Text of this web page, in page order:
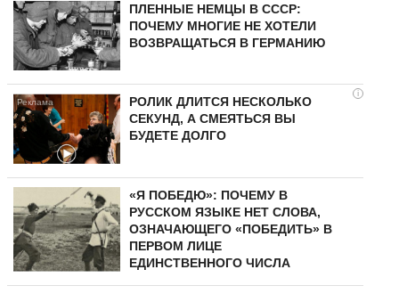
ПЛЕННЫЕ НЕМЦЫ В СССР:
ПОЧЕМУ МНОГИЕ НЕ ХОТЕЛИ
ВОЗВРАЩАТЬСЯ В ГЕРМАНИЮ
i
РОЛИК ДЛИТСЯ НЕСКОЛЬКО
СЕКУНД, А СМЕЯТЬСЯ ВЫ
БУДЕТЕ ДОЛГО
«Я ПОБЕДЮ»: ПОЧЕМУ В
РУССКОМ ЯЗЫКЕ НЕТ СЛОВА,
ОЗНАЧАЮЩЕГО «ПОБЕДИТЬ» В
ПЕРВОМ ЛИЦЕ
ЕДИНСТВЕННОГО ЧИСЛА